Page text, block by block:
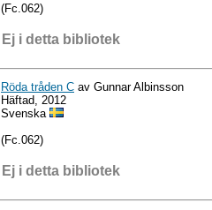
(Fc.062)
Ej i detta bibliotek
Röda tråden C av Gunnar Albinsson
Häftad, 2012
Svenska
(Fc.062)
Ej i detta bibliotek